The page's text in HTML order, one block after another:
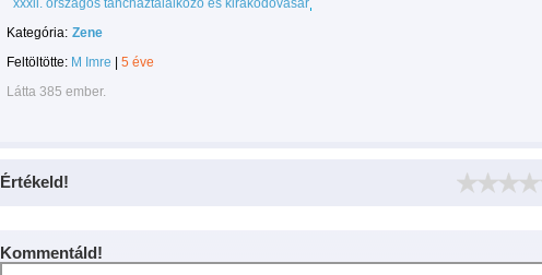
xxxii. országos táncháztalálkozó és kirakodóvásár
Kategória: Zene
Feltöltötte: M Imre
5 éve
Látta 385 ember.
Értékeld!
Kommentáld!